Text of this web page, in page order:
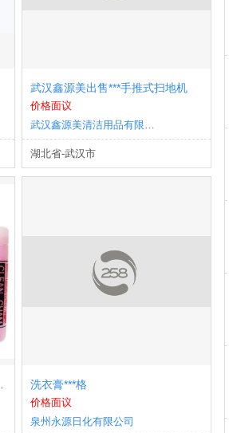
武汉鑫源美出售***手推式扫地机
价格面议
武汉鑫源美清洁用品有限公司
湖北省-武汉市
洗衣膏***格
价格面议
泉州永源日化有限公司